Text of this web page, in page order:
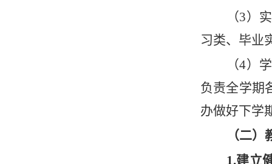
（3）
习类、毕业
（4）
负责全学期
办做好下学
（二
1.建立